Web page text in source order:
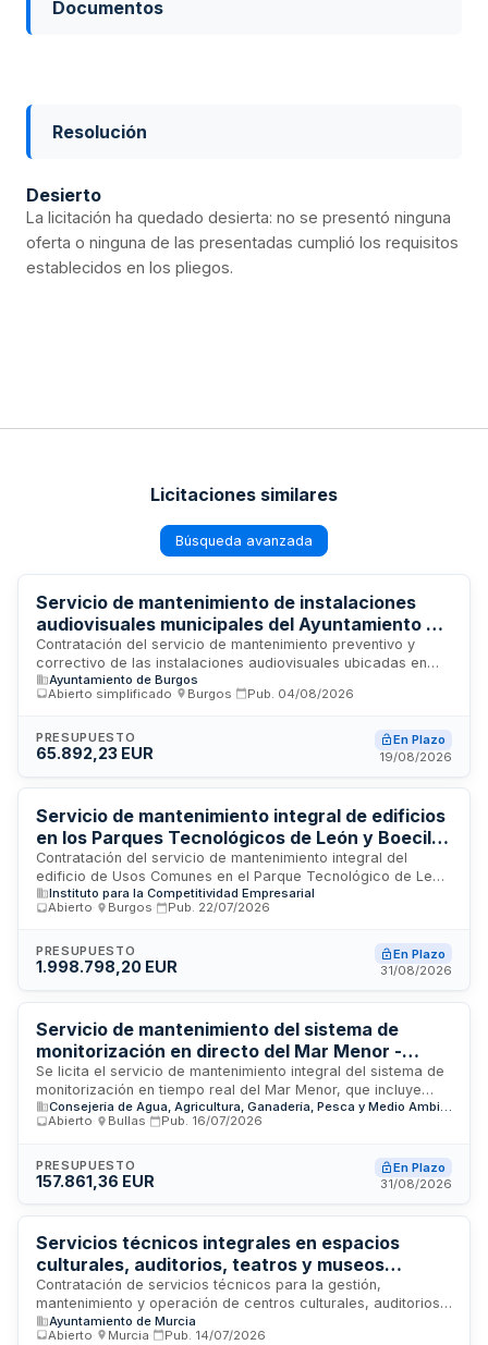
Documentos
Resolución
Desierto
La licitación ha quedado desierta: no se presentó ninguna
oferta o ninguna de las presentadas cumplió los requisitos
establecidos en los pliegos.
Licitaciones similares
Búsqueda avanzada
Servicio de mantenimiento de instalaciones
audiovisuales municipales del Ayuntamiento de
Burgos
Contratación del servicio de mantenimiento preventivo y
correctivo de las instalaciones audiovisuales ubicadas en
dependencias municipales del Ayuntamiento de Burgos,
incluyendo la Sala Capitular, Sala de Usos Múltiples, Sala de
comprende trabajos de mantenimiento técnico, reposición de
materiales por obsolescencia y control periódico de
primera electricista y Técnico en audiovisuales. La duración
del contrato es de tres años con posibilidad de prórroga
anual hasta dos años adicionales.
Ayuntamiento de Burgos
Abierto simplificado
Burgos Pub. 04/08/2026
PRESUPUESTO
65.892,23 EUR
En Plazo
19/08/2026
Servicio de mantenimiento integral de edificios
en los Parques Tecnológicos de León y Boecillo
- Instituto para la Competitividad Empresarial
de Castilla y León
Contratación del servicio de mantenimiento integral del
edificio de Usos Comunes en el Parque Tecnológico de León
y los edificios del Parque Tecnológico de Boecillo, ambos
propiedad o gestionados por el Instituto para la
estructura en dos lotes independientes adjudicables por
separado, permitiendo que un mismo contratista opte a los
permitida la subcontratación hasta el sesenta por ciento de
la prestación.
Instituto para la Competitividad Empresarial
Abierto
Burgos Pub. 22/07/2026
PRESUPUESTO
1.998.798,20 EUR
En Plazo
31/08/2026
Servicio de mantenimiento del sistema de
monitorización en directo del Mar Menor -
Consejería de Medio Ambiente de la Región de
Murcia
Se licita el servicio de mantenimiento integral del sistema de
monitorización en tiempo real del Mar Menor, que incluye
diagnóstico técnico inicial, mantenimiento preventivo
programado en todos los puntos de monitorización,
suministro de red con mantenimiento del servidor de datos. El
servicio es licitado por la Dirección General del Mar Menor
Universidades, Investigación y Mar Menor de la Región de
Murcia, con el objetivo de garantizar la operatividad continua
de la infraestructura de retransmisión de datos ambientales
en tiempo real a través de la web.
Consejería de Agua, Agricultura, Ganadería, Pesca y Medio Ambiente
Abierto
Bullas Pub. 16/07/2026
PRESUPUESTO
157.861,36 EUR
En Plazo
31/08/2026
Servicios técnicos integrales en espacios
culturales, auditorios, teatros y museos
municipales del Ayuntamiento de Murcia
Contratación de servicios técnicos para la gestión,
mantenimiento y operación de centros culturales, auditorios
municipales, teatros y espacios públicos destinados a
eventos, así como museos municipales y espacios de artes
Ayuntamiento de Murcia
Abierto
Murcia Pub. 14/07/2026